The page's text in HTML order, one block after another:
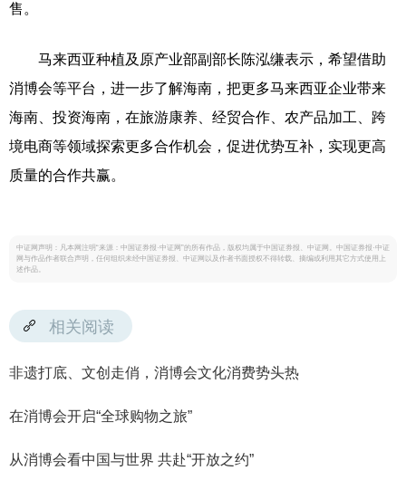
售。
马来西亚种植及原产业部副部长陈泓缣表示，希望借助
消博会等平台，进一步了解海南，把更多马来西亚企业带来
海南、投资海南，在旅游康养、经贸合作、农产品加工、跨
境电商等领域探索更多合作机会，促进优势互补，实现更高
质量的合作共赢。
中证网声明：凡本网注明“来源：中国证券报·中证网”的所有作品，版权均属于中国证券报、中证网。中国证券报·中证
网与作品作者联合声明，任何组织未经中国证券报、中证网以及作者书面授权不得转载、摘编或利用其它方式使用上
述作品。
相关阅读
非遗打底、文创走俏，消博会文化消费势头热
在消博会开启“全球购物之旅”
从消博会看中国与世界 共赴“开放之约”